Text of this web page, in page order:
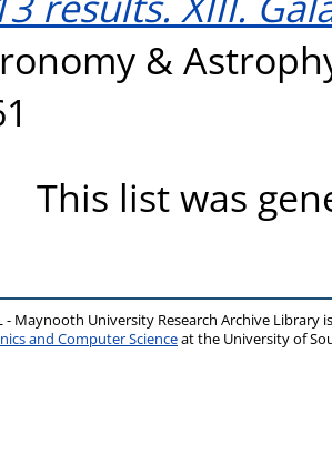
&
This list was
- Maynooth University Research Archive Library
and Computer Scienceat the University of